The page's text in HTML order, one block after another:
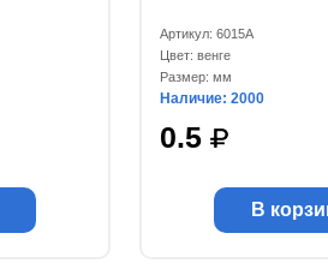
Артикул: 6015А
Цвет: венге
Размер: мм
Наличие: 2000
0.5
В